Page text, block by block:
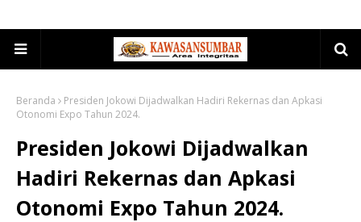
Beranda
Presiden Jokowi Dijadwalkan Hadiri Rekernas dan Apkasi
Otonomi Expo Tahun 2024.
Presiden Jokowi Dijadwalkan
Hadiri Rekernas dan Apkasi
Otonomi Expo Tahun 2024.